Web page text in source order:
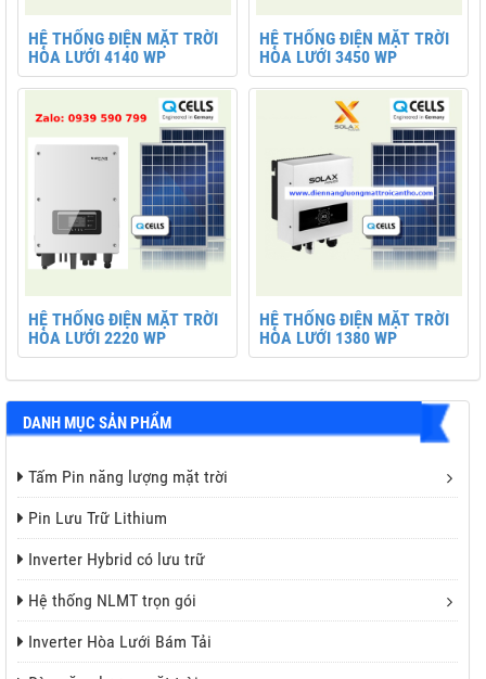
HỆ THỐNG ĐIỆN MẶT TRỜI
HÒA LƯỚI 4140 WP
HỆ THỐNG ĐIỆN MẶT TRỜI
HÒA LƯỚI 3450 WP
HỆ THỐNG ĐIỆN MẶT TRỜI
HÒA LƯỚI 2220 WP
HỆ THỐNG ĐIỆN MẶT TRỜI
HÒA LƯỚI 1380 WP
DANH MỤC SẢN PHẨM
Tấm Pin năng lượng mặt trời
Pin Lưu Trữ Lithium
Inverter Hybrid có lưu trữ
Hệ thống NLMT trọn gói
Inverter Hòa Lưới Bám Tải